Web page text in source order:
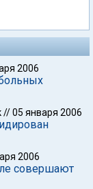
2006
//05 января 2006
2006
совершают